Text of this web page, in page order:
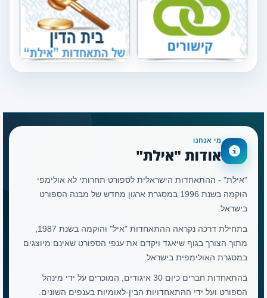
מי אנחנו
אודות "אילת"
"אילת" - ההתאחדות הישראלית לספורט תחרותי לא אולימפי
הוקמה בשנת 1996 במסגרת ארגון מחדש של מבנה הספורט
בישראל.
מתוך הצורך בגוף שיאגד ויקדם את ענפי הספורט שאינם מיוצגים
במסגרת האולימפית בישראל.
בהתאחדות חברים כיום 30 איגודים, המוכרים על ידי מינהל
הספורט ועל ידי ההתאחדויות הבין-לאומיות בענפים השונים.